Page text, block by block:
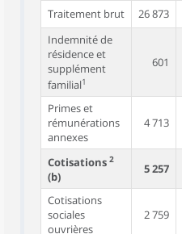
Traitement brut 26 873
Indemnité de
résidence et
supplément
familial1
601
Primes et
rémunérations
annexes
4 713
Cotisations 2
(b)
5 257
Cotisations
sociales
ouvrières
2 759